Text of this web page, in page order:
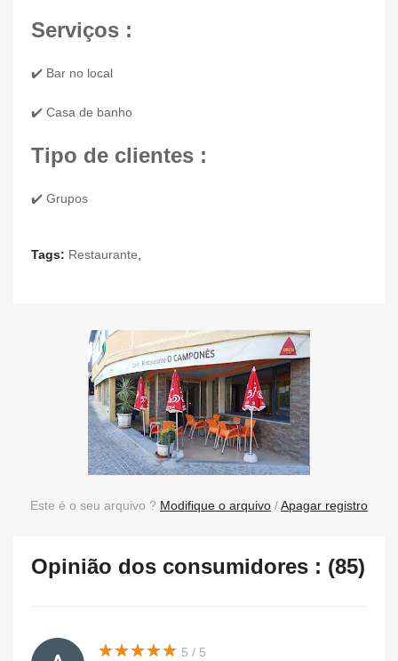
Serviços :
✔️ Bar no local
✔️ Casa de banho
Tipo de clientes :
✔️ Grupos
Tags: Restaurante
Este é o seu arquivo ? Modifique o arquivo /Apagar registro
Opinião dos consumidores : (85)
★★★★★
★★★★★ 5 / 5